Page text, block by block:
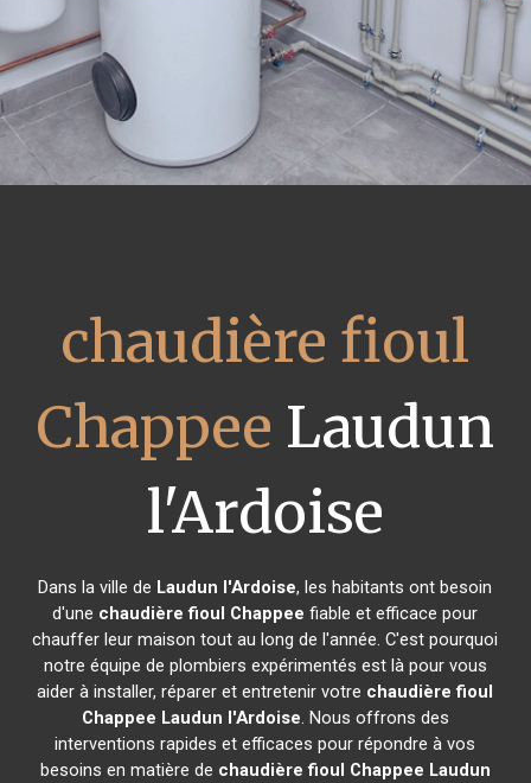
chaudière fioul
Chappee Laudun
l'Ardoise
Dans la ville de Laudun l'Ardoise, les habitants ont besoin
d'une chaudière fioul Chappee fiable et efficace pour
chauffer leur maison tout au long de l'année. C'est pourquoi
notre équipe de plombiers expérimentés est là pour vous
aider à installer, réparer et entretenir votre chaudière fioul
Chappee Laudun l'Ardoise. Nous offrons des
interventions rapides et efficaces pour répondre à vos
besoins en matière de chaudière fioul Chappee Laudun